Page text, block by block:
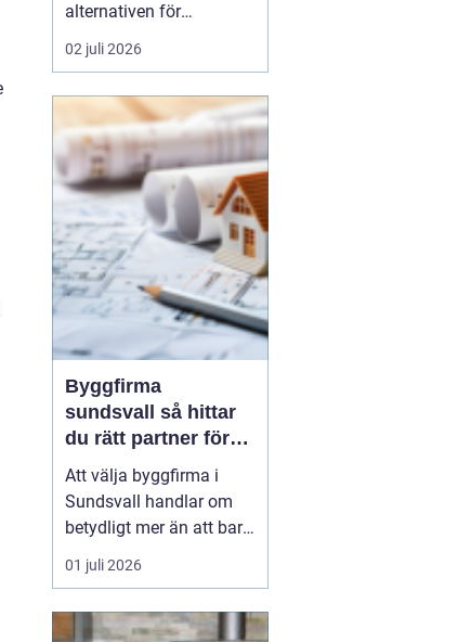
alternativen för
husägare som vill
kombinera låga
med ett mer hållbart val.
I centrum står själva
pelletsbrännaren, där
konstruktion och
styrning avgör hur
mycket energi som
faktiskt ha...
02 juli 2026
Byggfirma
sundsvall så hittar
du rätt partner för
ditt projekt
Att välja byggfirma i
Sundsvall handlar om
betydligt mer än att bara
jämföra pris. Ett bygge
påverkar vardagen,
bostaden under lång tid
01 juli 2026